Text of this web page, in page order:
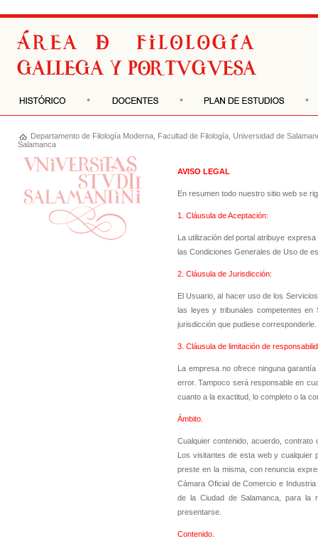
Departamento de Filología Moderna Facultad de Filología Universidad de
Salamanca
AVISO LEGAL
En resumen todo nuestro sitio web se
1. Cláusula de Aceptación:
La utilización del portal atribuye
las Condiciones Generales de Uso de
2. Cláusula de Jurisdicción:
El Usuario, al hacer uso de los
las leyes y tribunales competentes en
jurisdicción que pudiese corresponderle.
3. Cláusula de limitación de
La empresa no ofrece ninguna
error. Tampoco será responsable en
cuanto a la exactitud, lo completo o la
Ámbito.
Cualquier contenido, acuerdo,
Los visitantes de esta web y cualquier
preste en la misma, con renuncia
Cámara Oficial de Comercio e
de la Ciudad de Salamanca, para la
presentarse.
Contenido.